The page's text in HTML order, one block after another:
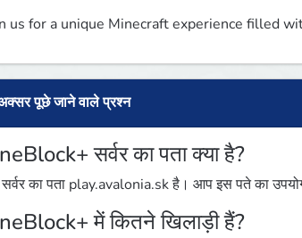
us for a unique Minecraft experience filled
पूछे जाने वाले प्रश्न
सर्वर का पता क्या है?
का पता play.avalonia.sk है। आप इस पते का
में कितने खिलाड़ी हैं?